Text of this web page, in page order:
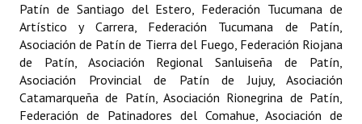
Patín de Santiago del Estero, Federación Tucumana de
Artístico y Carrera, Federación Tucumana de Patín,
Asociación de Patín de Tierra del Fuego, Federación Riojana
de Patín, Asociación Regional Sanluiseña de Patín,
Asociación Provincial de Patín de Jujuy, Asociación
Catamarqueña de Patín, Asociación Rionegrina de Patín,
Federación de Patinadores del Comahue, Asociación de